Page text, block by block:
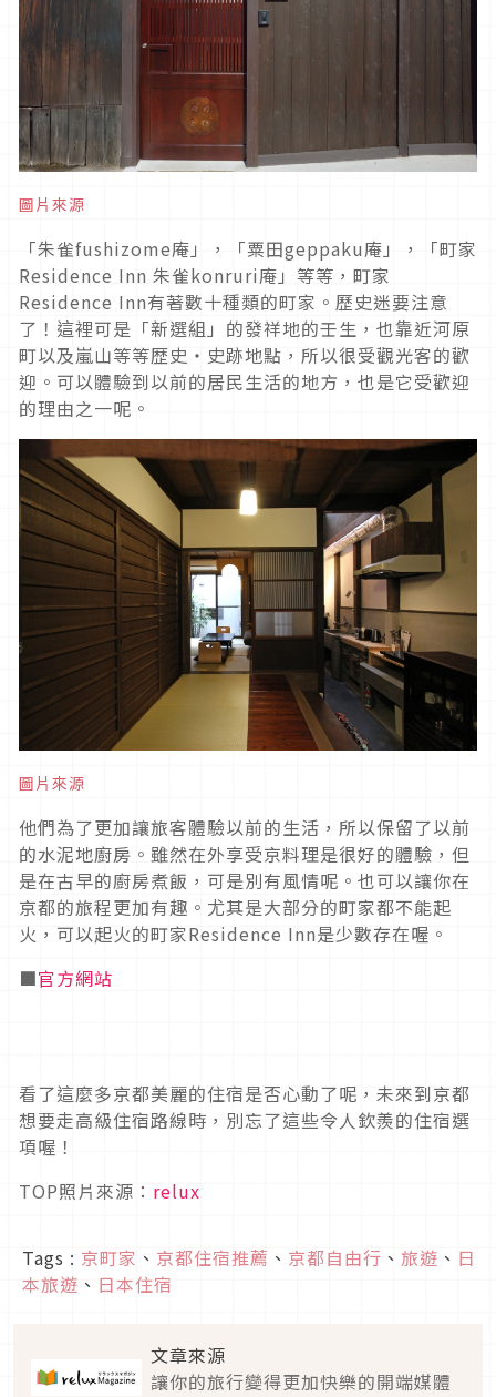
圖片來源
「朱雀fushizome庵」，「粟田geppaku庵」，「町家
Residence Inn 朱雀konruri庵」等等，町家
Residence Inn有著數十種類的町家。歷史迷要注意
了！這裡可是「新選組」的發祥地的壬生，也靠近河原
町以及嵐山等等歴史・史跡地點，所以很受觀光客的歡
迎。可以體驗到以前的居民生活的地方，也是它受歡迎
的理由之一呢。
圖片來源
他們為了更加讓旅客體驗以前的生活，所以保留了以前
的水泥地廚房。雖然在外享受京料理是很好的體驗，但
是在古早的廚房煮飯，可是別有風情呢。也可以讓你在
京都的旅程更加有趣。尤其是大部分的町家都不能起
火，可以起火的町家Residence Inn是少數存在喔。
■官方網站
看了這麼多京都美麗的住宿是否心動了呢，未來到京都
想要走高級住宿路線時，別忘了這些令人欽羨的住宿選
項喔！
TOP照片來源： relux
Tags : 京町家 、 京都住宿推薦 、 京都自由行 、 旅遊 、 日
本旅遊 、 日本住宿
文章來源
讓你的旅行變得更加快樂的開端媒體